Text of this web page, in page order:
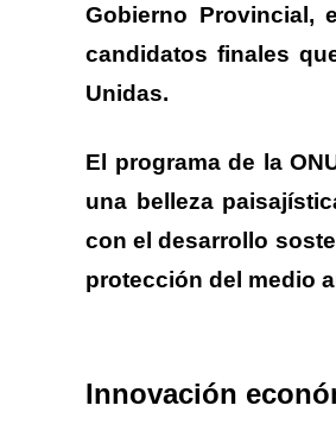
Gobierno Provincial,
candidatos finales
Unidas.
El programa de la
una belleza
con el desarrollo
protección del medio
Innovación